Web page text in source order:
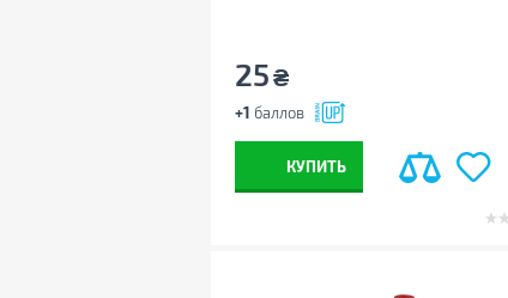
25₴
+1 баллов
КУПИТЬ